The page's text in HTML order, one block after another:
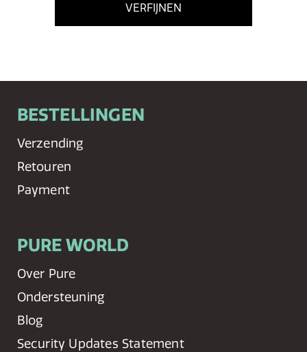
VERFIJNEN
BESTELLINGEN
Verzending
Retouren
Payment
PURE WORLD
Over Pure
Ondersteuning
Blog
Security Updates Statement